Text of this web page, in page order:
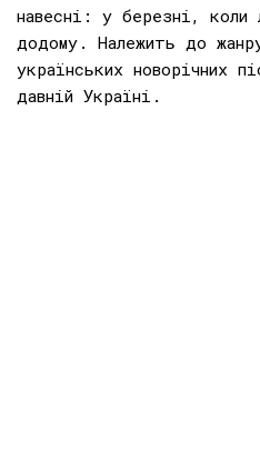
навесні: у березні, коли
додому. Належить до
українських новорічних
давній Україні.